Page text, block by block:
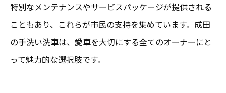
特別なメンテナンスやサービスパッケージが提供される
こともあり、これらが市民の支持を集めています。成田
の手洗い洗車は、愛車を大切にする全てのオーナーにと
って魅力的な選択肢です。